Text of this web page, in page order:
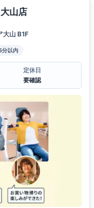
山店
山 B1F
分以内
定休日
要確認